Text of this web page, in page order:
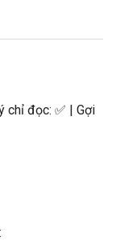
chỉ đọc: ✅ | Gợi